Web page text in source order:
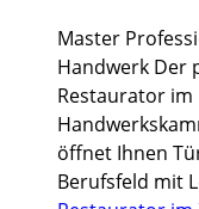
Master
Handwerk Der
Restaurator im
öffnet Ihnen
Berufsfeld mit